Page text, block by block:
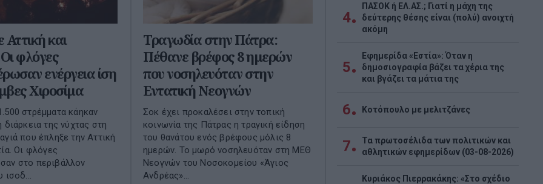
και
φλόγες
ενέργεια ίση
Χιροσίμα
στρέμματα κάηκαν
διάρκεια της νύχτας στη
που έπληξε την Αττική
Οι φλόγες
στο περιβάλλον
ισοδ...
Τραγωδία στην Πάτρα:
Πέθανε βρέφος 8 ημερών
που νοσηλευόταν στην
Εντατική Νεογνών
Σοκ έχει προκαλέσει στην τοπική
κοινωνία της Πάτρας η τραγική είδηση
του θανάτου ενός βρέφους μόλις 8
ημερών. Το μωρό νοσηλευόταν στη ΜΕΘ
Νεογνών του Νοσοκομείου «Άγιος
Ανδρέας»...
4
ΠΑΣΟΚ ή ΕΛ.ΑΣ.; Γιατί η μάχη της
δεύτερης θέσης είναι (πολύ) ανοιχτή
ακόμη
5
Εφημερίδα «Εστία»: Όταν η
δημοσιογραφία βάζει τα χέρια της
και βγάζει τα μάτια της
6 Κοτόπουλο με μελιτζάνες
7
Τα πρωτοσέλιδα των πολιτικών και
αθλητικών εφημερίδων (03-08-2026)
Κυριάκος Πιερρακάκης: «Στο σχέδιο